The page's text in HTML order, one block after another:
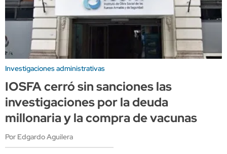
Investigaciones administrativas
IOSFA cerró sin sanciones las
investigaciones por la deuda
millonaria y la compra de vacunas
Por Edgardo Aguilera